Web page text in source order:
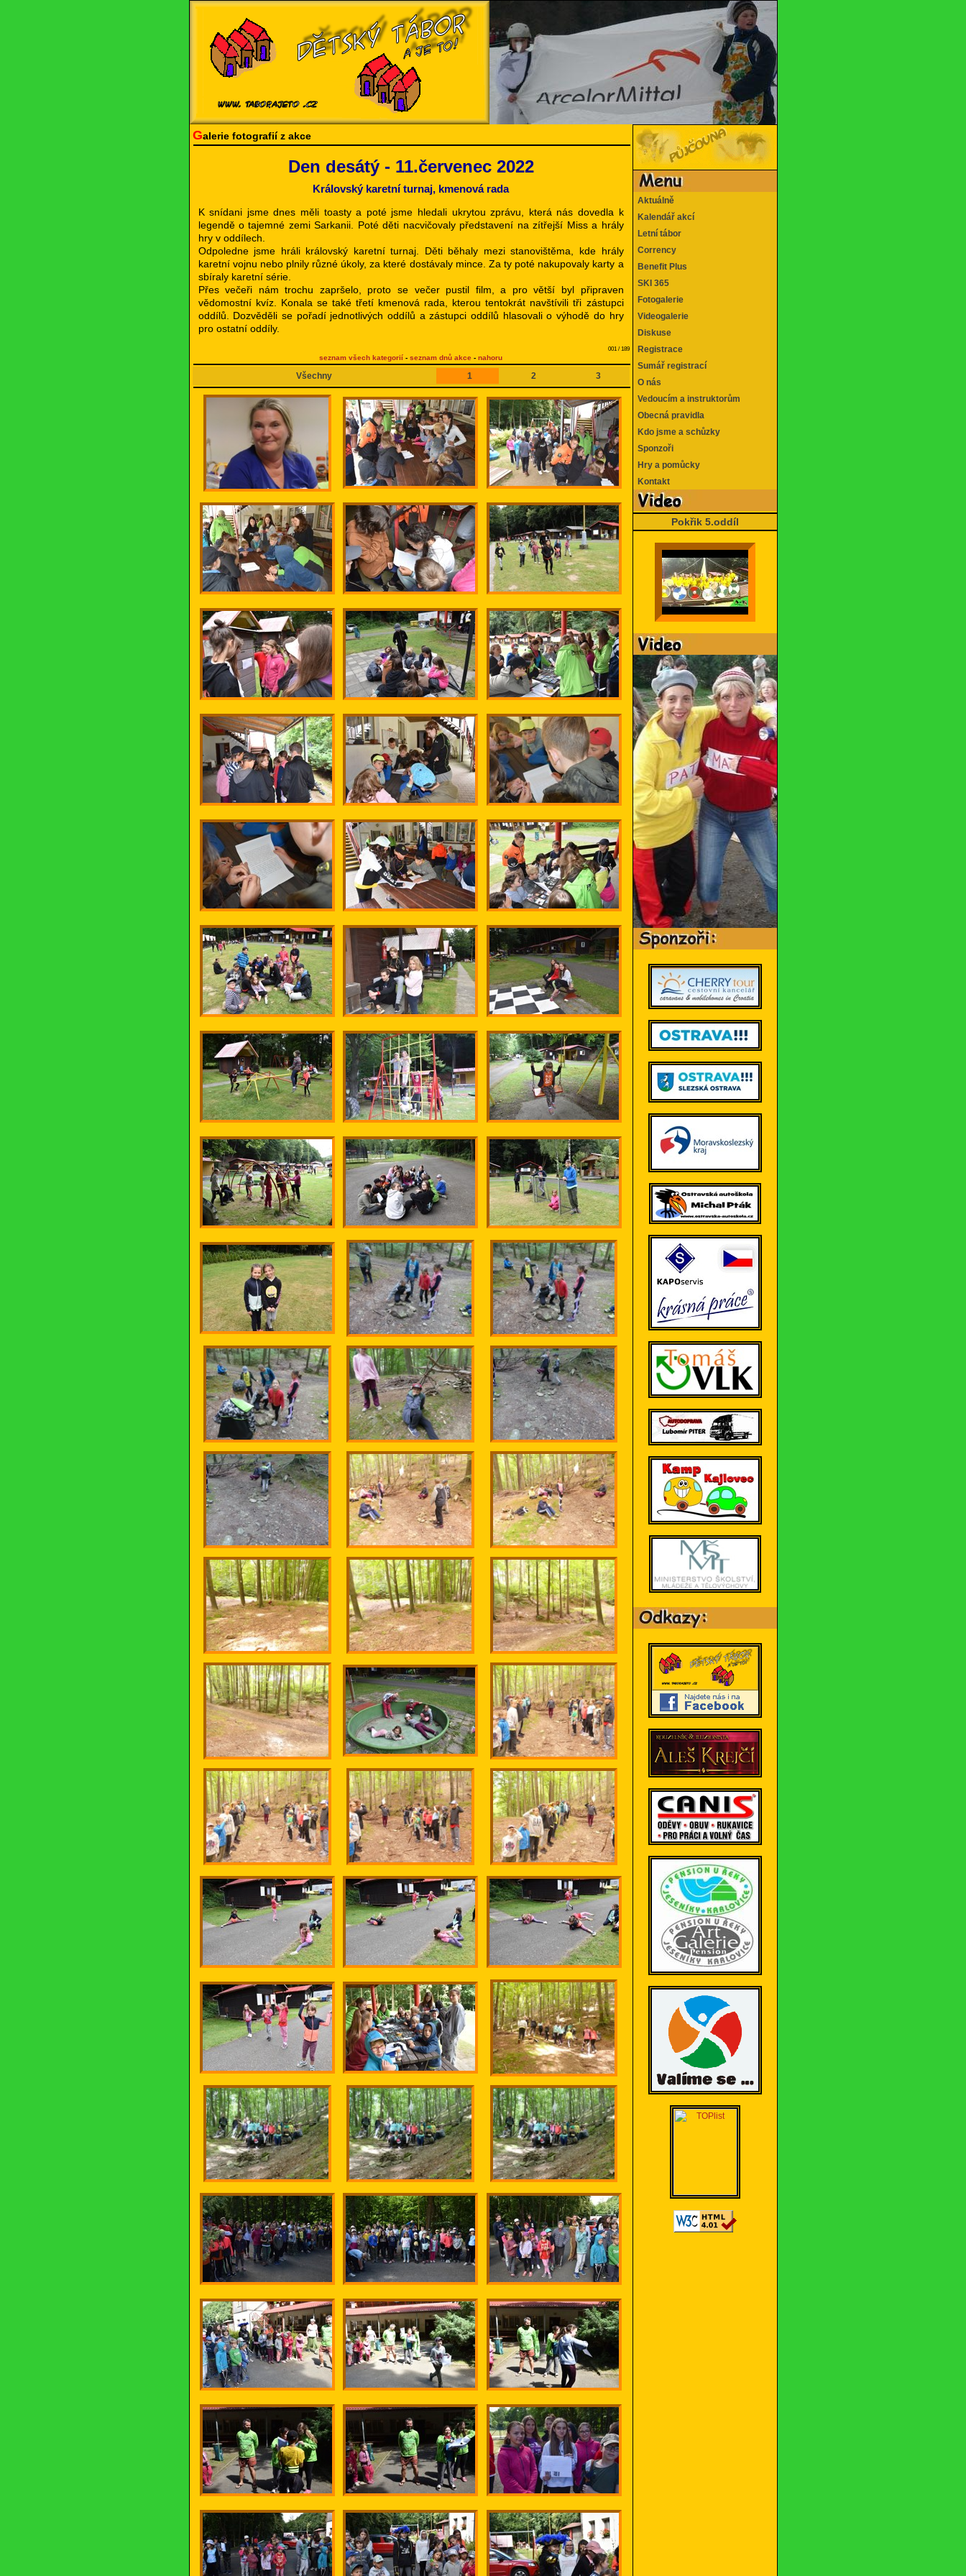
Galerie fotografií z akce
Den desátý - 11.červenec 2022
Královský karetní turnaj, kmenová rada
K snídani jsme dnes měli toasty a poté jsme hledali ukrytou zprávu, která nás dovedla k
legendě o tajemné zemi Sarkanii. Poté děti nacvičovaly představení na zítřejší Miss a hrály
hry v oddílech.
Odpoledne jsme hráli královský karetní turnaj. Děti běhaly mezi stanovištěma, kde hrály
karetní vojnu nebo plnily různé úkoly, za které dostávaly mince. Za ty poté nakupovaly karty a
sbíraly karetní série.
Přes večeři nám trochu zapršelo, proto se večer pustil film, a pro větší byl připraven
vědomostní kvíz. Konala se také třetí kmenová rada, kterou tentokrát navštívili tři zástupci
oddílů. Dozvěděli se pořadí jednotlivých oddílů a zástupci oddílů hlasovali o výhodě do hry
pro ostatní oddíly.
001 / 189
seznam všech kategorií - seznam dnů akce - nahoru
Všechny 1 2 3
Aktuálně
Kalendář akcí
Letní tábor
Corrency
Benefit Plus
SKI 365
Fotogalerie
Videogalerie
Diskuse
Registrace
Sumář registrací
O nás
Vedoucím a instruktorům
Obecná pravidla
Kdo jsme a schůzky
Sponzoři
Hry a pomůcky
Kontakt
Pokřik 5.oddíl